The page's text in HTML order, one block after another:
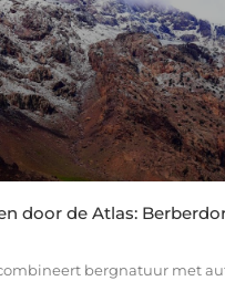
door de Atlas:
bergnatuur met